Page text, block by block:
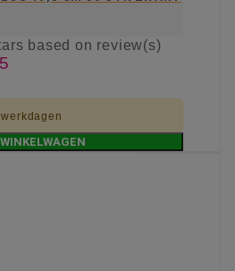
based on review(s)